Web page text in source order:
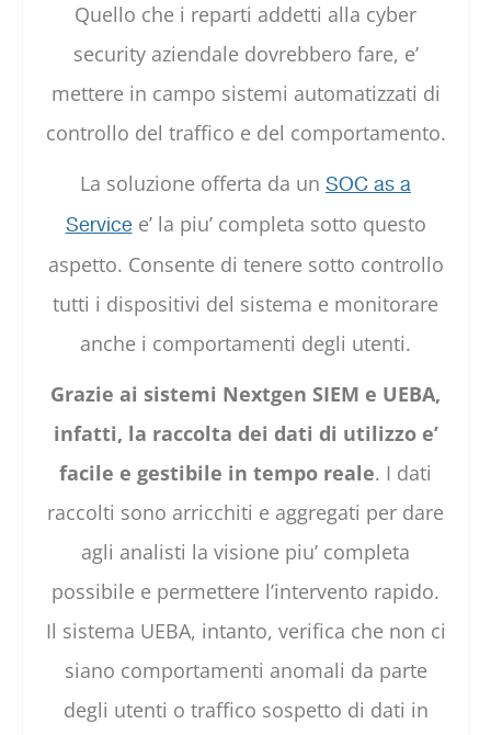
Quello che i reparti addetti alla cyber
security aziendale dovrebbero fare, e’
mettere in campo sistemi automatizzati di
controllo del traffico e del comportamento.
La soluzione offerta da un SOC as a
Servicee’ la piu’ completa sotto questo
aspetto. Consente di tenere sotto controllo
tutti i dispositivi del sistema e monitorare
anche i comportamenti degli utenti.
Grazie ai sistemi Nextgen SIEM e UEBA,
infatti, la raccolta dei dati di utilizzo e’
facile e gestibile in tempo reale. I dati
raccolti sono arricchiti e aggregati per dare
agli analisti la visione piu’ completa
possibile e permettere l’intervento rapido.
Il sistema UEBA, intanto, verifica che non ci
siano comportamenti anomali da parte
degli utenti o traffico sospetto di dati in